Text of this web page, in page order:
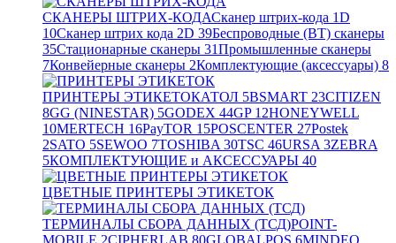
СКАНЕРЫ ШТРИХ-КОДАСканер штрих-кода 1D
10Сканер штрих кода 2D 39Беспроводные (BT) сканеры
35Стационарные сканеры 31Промышленные сканеры
7Конвейерные сканеры 2Комплектующие (аксессуары) 8
ПРИНТЕРЫ ЭТИКЕТОКАТОЛ 5BSMART 23CITIZEN
8GG (NINESTAR) 5GODEX 44GP12HONEYWELL
10MERTECH 16PayTOR 15POSCENTER 27Postek
2SATO 5SEWOO 7TOSHIBA 30TSC 46URSA 3ZEBRA
5КОМПЛЕКТУЮЩИЕ и АКСЕССУАРЫ 40
ЦВЕТНЫЕ ПРИНТЕРЫ ЭТИКЕТОК
ТЕРМИНАЛЫ СБОРА ДАННЫХ (ТСД)POINT-
MOBILE 2CIPHERLAB 80GLOBALPOS 6MINDEO